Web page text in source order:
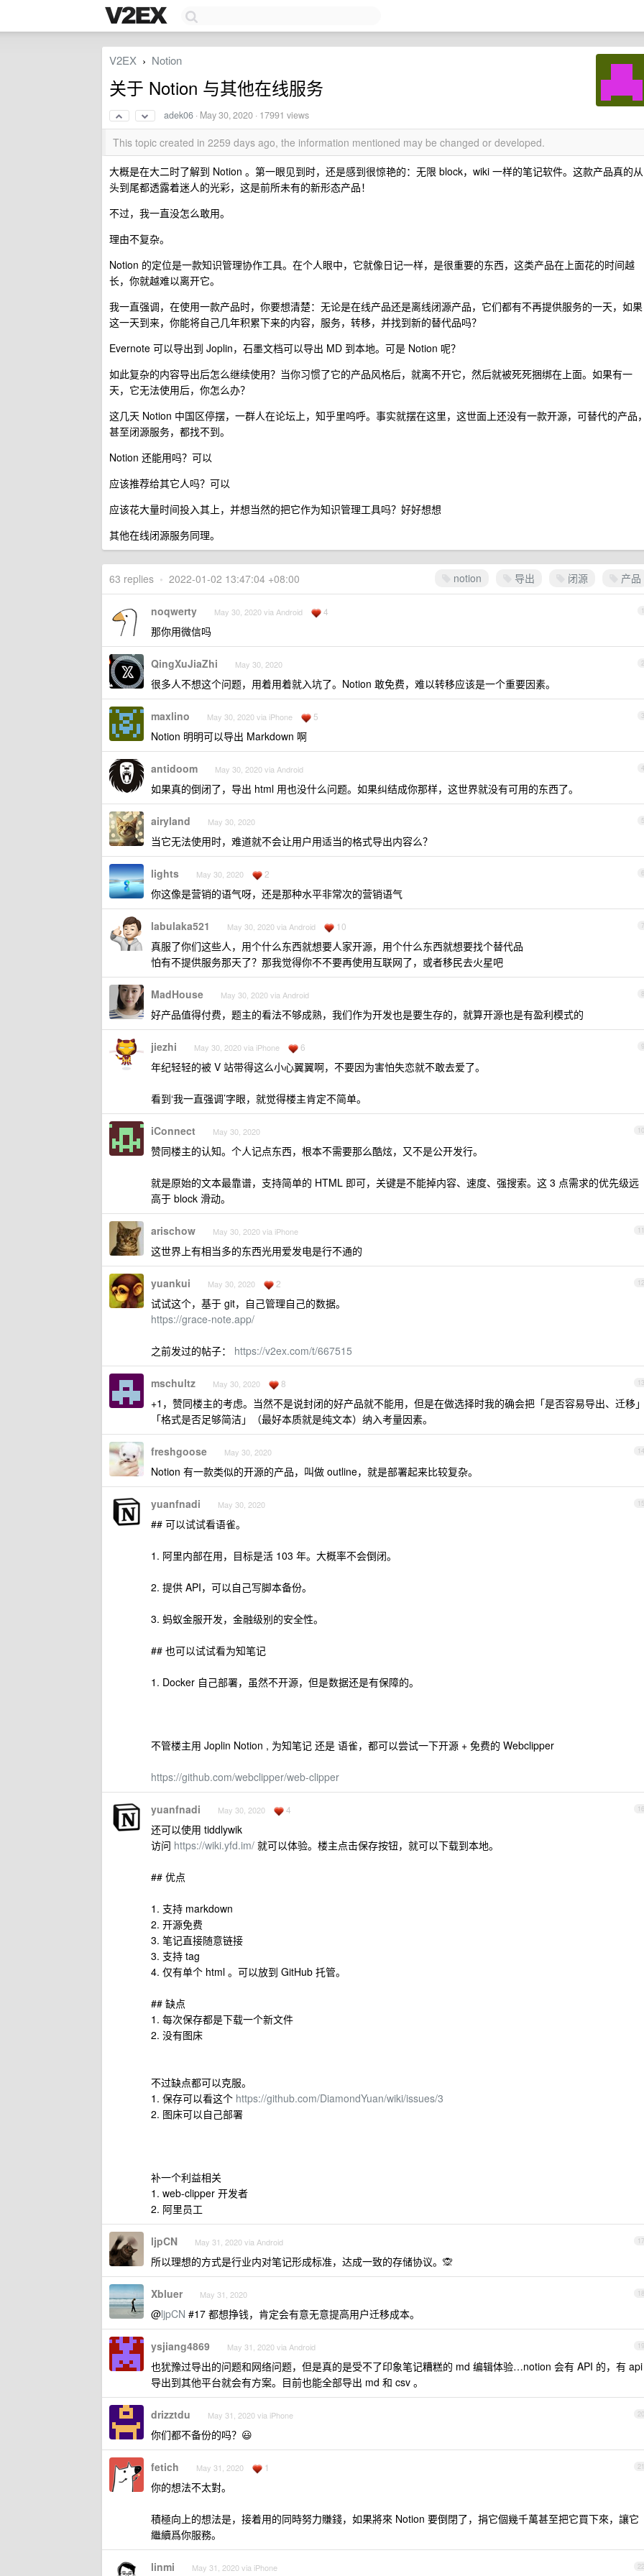
V2EX › Notion
关于 Notion 与其他在线服务
adek06 · May 30, 2020 · 17991 views
This topic created in 2259 days ago, the information mentioned may be changed or developed.
大概是在大二时了解到 Notion 。第一眼见到时，还是感到很惊艳的：无限 block，wiki 一样的笔记软件。这款产品真的从
头到尾都透露着迷人的光彩，这是前所未有的新形态产品！
不过，我一直没怎么敢用。
理由不复杂。
Notion 的定位是一款知识管理协作工具。在个人眼中，它就像日记一样，是很重要的东西，这类产品在上面花的时间越
长，你就越难以离开它。
我一直强调，在使用一款产品时，你要想清楚：无论是在线产品还是离线闭源产品，它们都有不再提供服务的一天，如果
这一天到来，你能将自己几年积累下来的内容，服务，转移，并找到新的替代品吗？
Evernote 可以导出到 Joplin，石墨文档可以导出 MD 到本地。可是 Notion 呢？
如此复杂的内容导出后怎么继续使用？当你习惯了它的产品风格后，就离不开它，然后就被死死捆绑在上面。如果有一
天，它无法使用后，你怎么办？
这几天 Notion 中国区停摆，一群人在论坛上，知乎里呜呼。事实就摆在这里，这世面上还没有一款开源，可替代的产品
甚至闭源服务，都找不到。
Notion 还能用吗？可以
应该推荐给其它人吗？可以
应该花大量时间投入其上，并想当然的把它作为知识管理工具吗？好好想想
其他在线闭源服务同理。
notion 导出 闭源 产品
63 replies • 2022-01-02 13:47:04 +08:00
1
noqwerty May 30, 2020 via Android 4
那你用微信吗
2
QingXuJiaZhi May 30, 2020
很多人不想这个问题，用着用着就入坑了。Notion 敢免费，难以转移应该是一个重要因素。
3
maxlino May 30, 2020 via iPhone 5
Notion 明明可以导出 Markdown 啊
4
antidoom May 30, 2020 via Android
如果真的倒闭了，导出 html 用也没什么问题。如果纠结成你那样，这世界就没有可用的东西了。
5
airyland May 30, 2020
当它无法使用时，难道就不会让用户用适当的格式导出内容么？
6
lights May 30, 2020 2
你这像是营销的语气呀，还是那种水平非常次的营销语气
7
labulaka521 May 30, 2020 via Android 10
真服了你们这些人，用个什么东西就想要人家开源，用个什么东西就想要找个替代品
怕有不提供服务那天了？那我觉得你不不要再使用互联网了，或者移民去火星吧
8
MadHouse May 30, 2020 via Android
好产品值得付费，题主的看法不够成熟，我们作为开发也是要生存的，就算开源也是有盈利模式的
9
jiezhi May 30, 2020 via iPhone 6
年纪轻轻的被 V 站带得这么小心翼翼啊，不要因为害怕失恋就不敢去爱了。
看到‘我一直强调’字眼，就觉得楼主肯定不简单。
10
iConnect May 30, 2020
赞同楼主的认知。个人记点东西，根本不需要那么酷炫，又不是公开发行。
就是原始的文本最靠谱，支持简单的 HTML 即可，关键是不能掉内容、速度、强搜索。这 3 点需求的优先级远
高于 block 滑动。
11
arischow May 30, 2020 via iPhone
这世界上有相当多的东西光用爱发电是行不通的
12
yuankui May 30, 2020 2
试试这个，基于 git，自己管理自己的数据。
https://grace-note.app/
之前发过的帖子： https://v2ex.com/t/667515
13
mschultz May 30, 2020 8
+1，赞同楼主的考虑。当然不是说封闭的好产品就不能用，但是在做选择时我的确会把「是否容易导出、迁移
「格式是否足够简洁」（最好本质就是纯文本）纳入考量因素。
14
freshgoose May 30, 2020
Notion 有一款类似的开源的产品，叫做 outline，就是部署起来比较复杂。
15
yuanfnadi May 30, 2020
## 可以试试看语雀。
1. 阿里内部在用，目标是活 103 年。大概率不会倒闭。
2. 提供 API，可以自己写脚本备份。
3. 蚂蚁金服开发，金融级别的安全性。
## 也可以试试看为知笔记
1. Docker 自己部署，虽然不开源，但是数据还是有保障的。
不管楼主用 Joplin Notion , 为知笔记 还是 语雀，都可以尝试一下开源 + 免费的 Webclipper
https://github.com/webclipper/web-clipper
16
yuanfnadi May 30, 2020 4
还可以使用 tiddlywik
访问 https://wiki.yfd.im/ 就可以体验。楼主点击保存按钮，就可以下载到本地。
## 优点
1. 支持 markdown
2. 开源免费
3. 笔记直接随意链接
3. 支持 tag
4. 仅有单个 html 。可以放到 GitHub 托管。
## 缺点
1. 每次保存都是下载一个新文件
2. 没有图床
不过缺点都可以克服。
1. 保存可以看这个 https://github.com/DiamondYuan/wiki/issues/3
2. 图床可以自己部署
补一个利益相关
1. web-clipper 开发者
2. 阿里员工
17
ljpCN May 31, 2020 via Android
所以理想的方式是行业内对笔记形成标准，达成一致的存储协议。🙊
18
Xbluer May 31, 2020
@ljpCN #17 都想挣钱，肯定会有意无意提高用户迁移成本。
19
ysjiang4869 May 31, 2020 via Android
也犹豫过导出的问题和网络问题，但是真的是受不了印象笔记糟糕的 md 编辑体验…notion 会有 API 的，有 api
导出到其他平台就会有方案。目前也能全部导出 md 和 csv 。
20
drizztdu May 31, 2020 via iPhone
你们都不备份的吗？😃
21
fetich May 31, 2020 1
你的想法不太對。
積極向上的想法是，接着用的同時努力賺錢，如果將來 Notion 要倒閉了，捐它個幾千萬甚至把它買下來，讓它
繼續爲你服務。
22
linmi May 31, 2020 via iPhone